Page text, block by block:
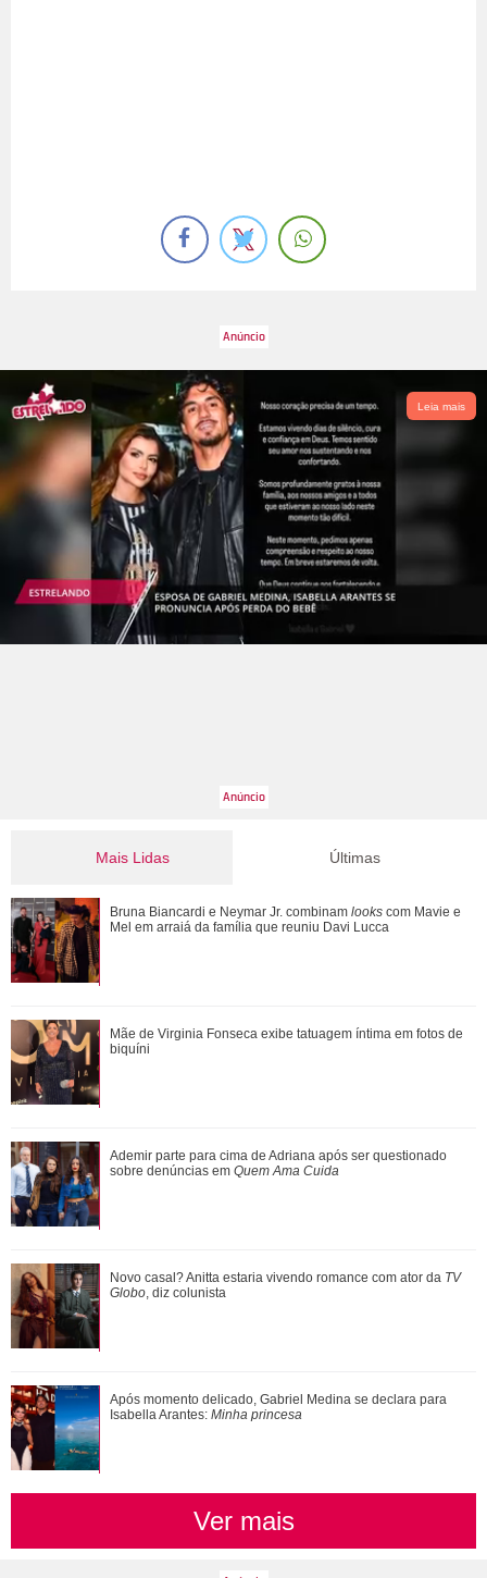
Leia mais
Mais Lidas
Novelas, filmes e série... Relembre os papéis marcantes da
carreira de Bruna Marquezine
Pai de Neymar Jr. rebate críticas ao filho no futebol e
confessa: - Vou ficar triste quando ...
Meghan Markle revela detalhes sobre primeiro dia de aula
da Princesa Lilibet
Clodd Dias, atriz de As Five, morre aos 49 anos de idade
Últimas
Bruna Biancardi e Neymar Jr. combinam looks com Mavie e
Mel em arraiá da família que reuniu Davi Lucca
Mãe de Virginia Fonseca exibe tatuagem íntima em fotos de
biquíni
Ademir parte para cima de Adriana após ser questionado
sobre denúncias em Quem Ama Cuida
Novo casal? Anitta estaria vivendo romance com ator da TV
Globo, diz colunista
Após momento delicado, Gabriel Medina se declara para
Isabella Arantes: Minha princesa
Ver mais